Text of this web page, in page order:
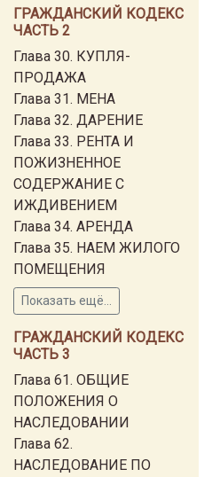
ГРАЖДАНСКИЙ КОДЕКС
ЧАСТЬ 2
Глава 30. КУПЛЯ-
ПРОДАЖА
Глава 31. МЕНА
Глава 32. ДАРЕНИЕ
Глава 33. РЕНТА И
ПОЖИЗНЕННОЕ
СОДЕРЖАНИЕ С
ИЖДИВЕНИЕМ
Глава 34. АРЕНДА
Глава 35. НАЕМ ЖИЛОГО
ПОМЕЩЕНИЯ
Показать ещё...
ГРАЖДАНСКИЙ КОДЕКС
ЧАСТЬ 3
Глава 61. ОБЩИЕ
ПОЛОЖЕНИЯ О
НАСЛЕДОВАНИИ
Глава 62.
НАСЛЕДОВАНИЕ ПО